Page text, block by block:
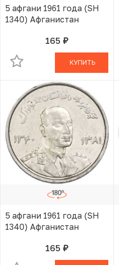
5 афгани 1961 года (SH
1340) Афганистан
165 руб.В КОРЗИНЕ
КУПИТЬ
5 афгани 1961 года (SH
1340) Афганистан
165 руб.В КОРЗИНЕ